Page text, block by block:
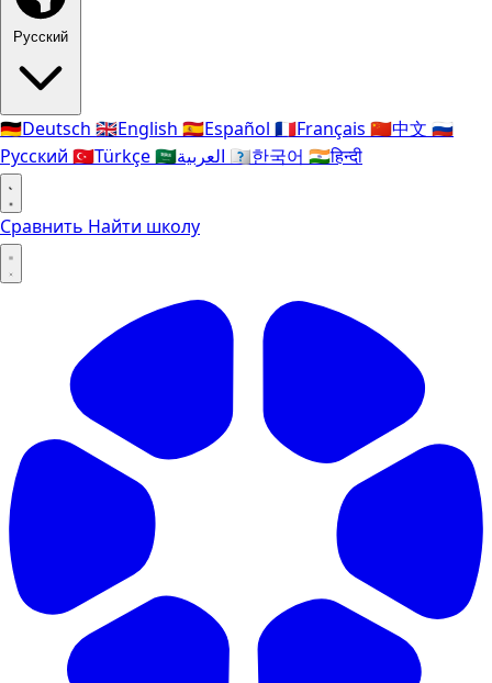
Русский
🇩🇪Deutsch 🇬🇧English 🇪🇸Español 🇫🇷Français 🇨🇳中文 🇷🇺
Русский 🇹🇷Türkçe🇸🇦 🇰🇷한국어 🇮🇳हिन्दी
Сравнить Найти школу